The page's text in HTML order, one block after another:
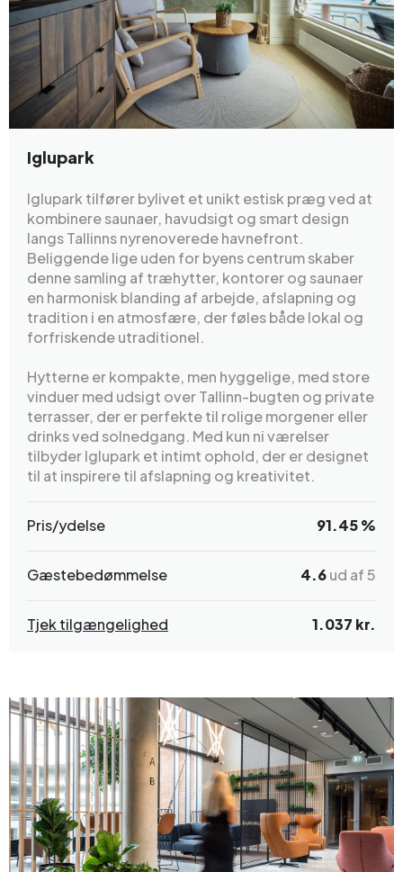
Iglupark
Iglupark tilfører bylivet et unikt estisk præg ved at
kombinere saunaer, havudsigt og smart design
langs Tallinns nyrenoverede havnefront.
Beliggende lige uden for byens centrum skaber
denne samling af træhytter, kontorer og saunaer
en harmonisk blanding af arbejde, afslapning og
tradition i en atmosfære, der føles både lokal og
forfriskende utraditionel.
Hytterne er kompakte, men hyggelige, med store
vinduer med udsigt over Tallinn-bugten og private
terrasser, der er perfekte til rolige morgener eller
drinks ved solnedgang. Med kun ni værelser
tilbyder Iglupark et intimt ophold, der er designet
til at inspirere til afslapning og kreativitet.
Pris/ydelse 91.45 %
Gæstebedømmelse 4.6ud af 5
Tjek tilgængelighed 1.037 kr.